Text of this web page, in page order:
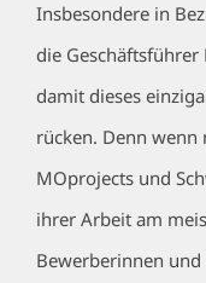
Insbesondere in
die Geschäftsführer
damit dieses
rücken. Denn
MOprojects und
ihrer Arbeit am
Bewerberinnen